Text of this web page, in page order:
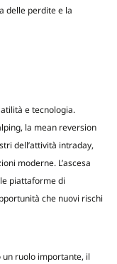
delle perdite e la
e tecnologia.
la mean reversion
dell’attività intraday,
moderne. L’ascesa
piattaforme di
che nuovi rischi
ruolo importante, il